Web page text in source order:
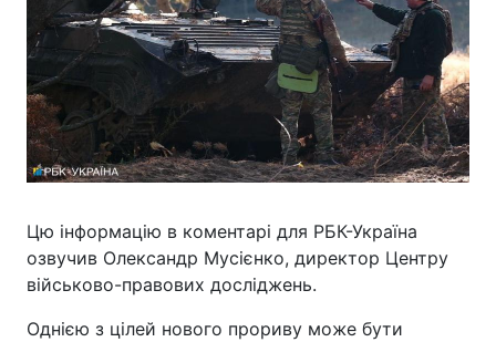
Цю інформацію в коментарі для РБК-Україна
озвучив Олександр Мусієнко, директор Центру
військово-правових досліджень.
Однією з цілей нового прориву може бути